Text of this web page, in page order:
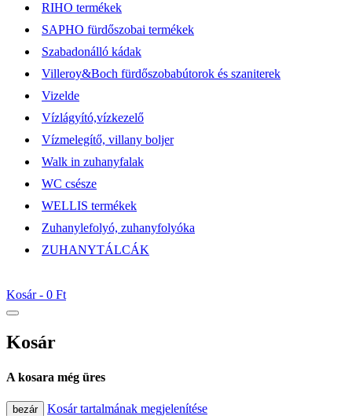
RIHO termékek
SAPHO fürdőszobai termékek
Szabadonálló kádak
Villeroy&Boch fürdőszobabútorok és szaniterek
Vizelde
Vízlágyító,vízkezelő
Vízmelegítő, villany boljer
Walk in zuhanyfalak
WC csésze
WELLIS termékek
Zuhanylefolyó, zuhanyfolyóka
ZUHANYTÁLCÁK
Kosár - 0 Ft
Kosár
A kosara még üres
bezár Kosár tartalmának megjelenítése